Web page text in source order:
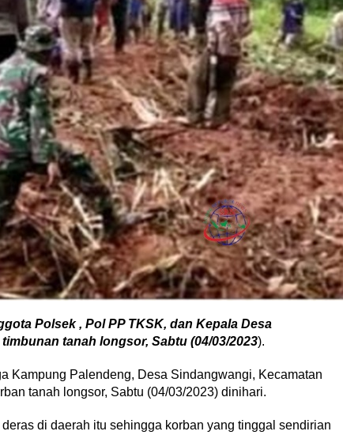
Polsek , Pol PP TKSK, dan Kepala Desa
tanah longsor, Sabtu (04/03/2023).
Kampung Palendeng, Desa Sindangwangi, Kecamatan
tanah longsor, Sabtu (04/03/2023) dinihari.
di daerah itu sehingga korban yang tinggal sendirian